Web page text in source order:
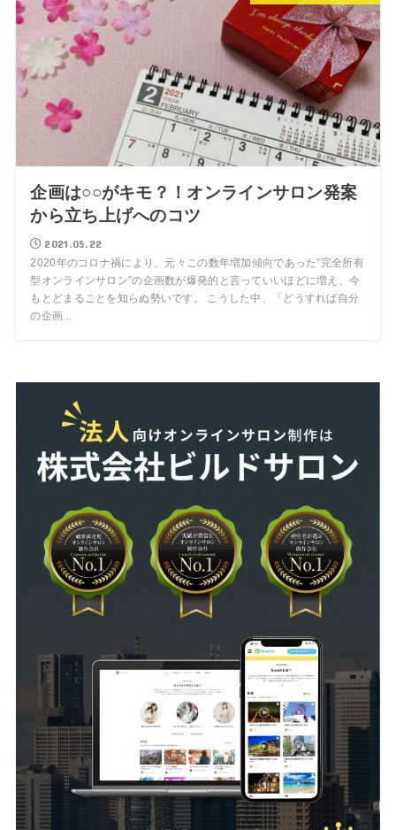
企画は○○がキモ？！オンラインサロン発案
から立ち上げへのコツ
2021.05.22
2020年のコロナ禍により、元々この数年増加傾向であった”完全所有
型オンラインサロン”の企画数が爆発的と言っていいほどに増え、今
もとどまることを知らぬ勢いです。 こうした中、「どうすれば自分
の企画...